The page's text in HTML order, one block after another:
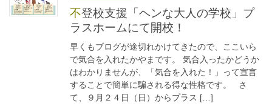
不登校支援「ヘンな大人の学校」プ
ラスホームにて開校！
早くもブログが途切れかけてきたので、ここいら
で気合を入れたかやまです。 気合入ったかどうか
はわかりませんが、「気合を入れた！」って宣言
することで簡単に騙される得な性格です。 さ
て、９月２４日（日）からプラス […]